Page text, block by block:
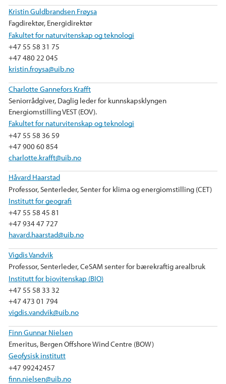
Kristin Guldbrandsen Frøysa
Fagdirektør, Energidirektør
Fakultet for naturvitenskap og teknologi
+47 55 58 31 75
+47 480 22 045
kristin.froysa@uib.no
Charlotte Gannefors Krafft
Seniorrådgiver, Daglig leder for kunnskapsklyngen
Energiomstilling VEST (EOV).
Fakultet for naturvitenskap og teknologi
+47 55 58 36 59
+47 900 60 854
charlotte.krafft@uib.no
Håvard Haarstad
Professor, Senterleder, Senter for klima og energiomstilling (CET)
Institutt for geografi
+47 55 58 45 81
+47 934 47 727
havard.haarstad@uib.no
Vigdis Vandvik
Professor, Senterleder, CeSAM senter for bærekraftig arealbruk
Institutt for biovitenskap (BIO)
+47 55 58 33 32
+47 473 01 794
vigdis.vandvik@uib.no
Finn Gunnar Nielsen
Emeritus, Bergen Offshore Wind Centre (BOW)
Geofysisk institutt
+47 99242457
finn.nielsen@uib.no